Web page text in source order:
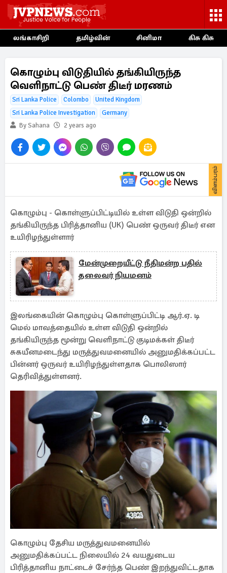
லங்காசிறி தமிழ்வின் சினிமா கிசு கிசு
கொழும்பு விடுதியில் தங்கியிருந்த
வெளிநாட்டு பெண் திடீர் மரணம்
Sri Lanka Police Colombo
United Kingdom
Sri Lanka Police Investigation
Germany
By Sahana
2 years ago
விளம்பரம்
கொழும்பு - கொள்ளுப்பிட்டியில் உள்ள விடுதி ஒன்றில்
தங்கியிருந்த பிரித்தானிய (UK) பெண் ஒருவர் திடீர் என
உயிரிழந்துள்ளார்
மேன்முறையீட்டு நீதிமன்ற பதில்
தலைவர் நியமனம்
இலங்கையின் கொழும்பு கொள்ளுப்பிட்டி ஆர்.ஏ. டி
மெல் மாவத்தையில் உள்ள விடுதி ஒன்றில்
தங்கியிருந்த மூன்று வெளிநாட்டு குடிமக்கள் திடீர்
சுகயீனமடைந்து மருத்துவமனையில் அனுமதிக்கப்பட்ட
பின்னர் ஒருவர் உயிரிழந்துள்ளதாக பொலிஸார்
தெரிவித்துள்ளனர்.
கொழும்பு தேசிய மருத்துவமனையில்
அனுமதிக்கப்பட்ட நிலையில் 24 வயதுடைய
பிரித்தானிய நாட்டைச் சேர்ந்த பெண் இறந்துவிட்டதாக